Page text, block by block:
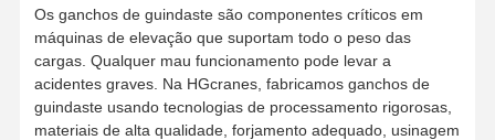
Gancho de guindaste
Carro de Extremidade
Os ganchos de guindaste são componentes críticos em
máquinas de elevação que suportam todo o peso das
cargas. Qualquer mau funcionamento pode levar a
acidentes graves. Na HGcranes, fabricamos ganchos de
guindaste usando tecnologias de processamento rigorosas,
materiais de alta qualidade, forjamento adequado, usinagem